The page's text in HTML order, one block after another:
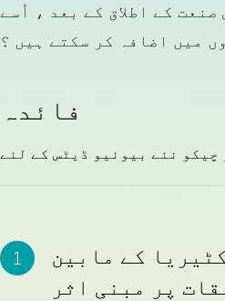
کے اطلاق کے بعد ، اُسے
میں اضافہ کر سکتے ہیں ؟
فائدہ
چیکو نئے بیوئیو ڈیٹس کے لئے
کے مابین
پر مبنی اثر